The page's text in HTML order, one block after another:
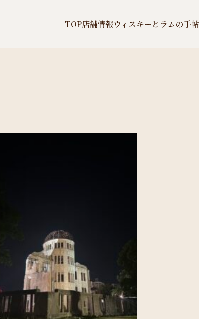
TOP店舗情報ウィスキーとラムの手帖